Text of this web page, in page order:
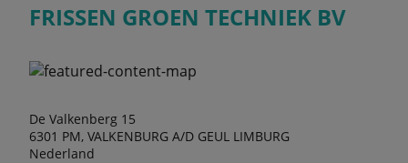
FRISSEN GROEN TECHNIEK BV
De Valkenberg 15
6301 PM, VALKENBURG A/D GEUL LIMBURG
Nederland